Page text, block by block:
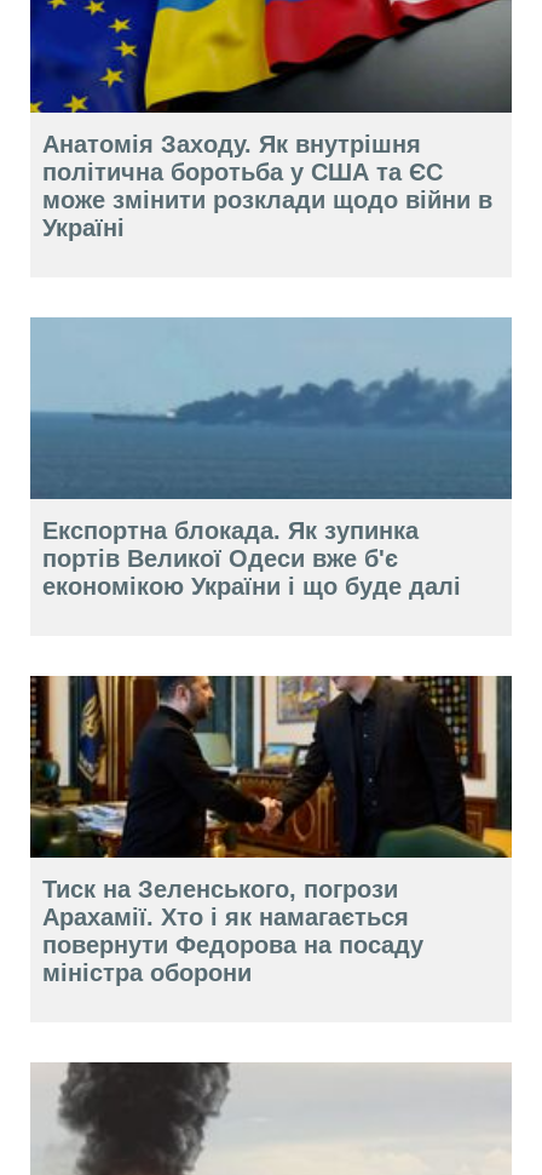
Анатомія Заходу. Як внутрішня
політична боротьба у США та ЄС
може змінити розклади щодо війни в
Україні
Експортна блокада. Як зупинка
портів Великої Одеси вже б'є
економікою України і що буде далі
Тиск на Зеленського, погрози
Арахамії. Хто і як намагається
повернути Федорова на посаду
міністра оборони